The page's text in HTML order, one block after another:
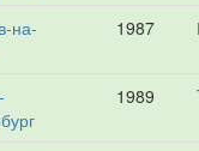
на-
1987
1989